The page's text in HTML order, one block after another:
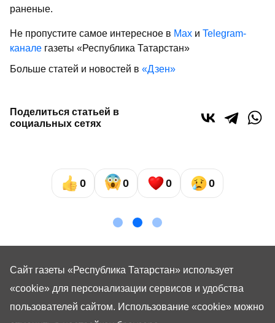
раненые.
Не пропустите самое интересное в Max и Telegram-
канале газеты «Республика Татарстан»
Больше статей и новостей в «Дзен»
Поделиться статьей в
социальных сетях
0 0 0 0
Сайт газеты «Республика Татарстан» использует
«cookie» для персонализации сервисов и удобства
пользователей сайтом. Использование «cookie» можно